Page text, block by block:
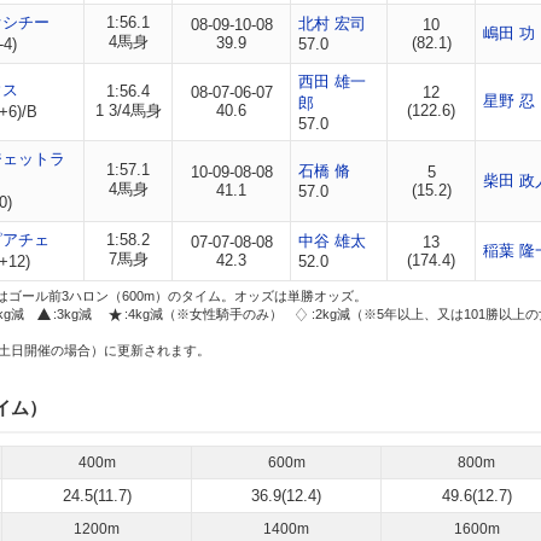
チー
4)
1:56.1
4馬身
08-09-10-08
39.9
北村 宏司
57.0
10
(82.1)
嶋田 功
B
1:56.4
1 3/4馬身
08-07-06-07
40.6
西田 雄一
郎
57.0
12
(122.6)
星野 忍
ットラ
1:57.1
4馬身
10-09-08-08
41.1
石橋 脩
57.0
5
(15.2)
柴田 政
チェ
1:58.2
7馬身
07-07-08-08
42.3
中谷 雄太
52.0
13
(174.4)
稲葉 隆
ール前3ハロン（600m）のタイム。オッズは単勝オッズ。
減
:3kg減 :4kg減（※女性騎手のみ） :2kg減（※5年以上、又は101勝以上の
開催の場合）に更新されます。
）
400m 600m 800m
24.5(11.7) 36.9(12.4) 49.6(12.7)
1200m 1400m 1600m